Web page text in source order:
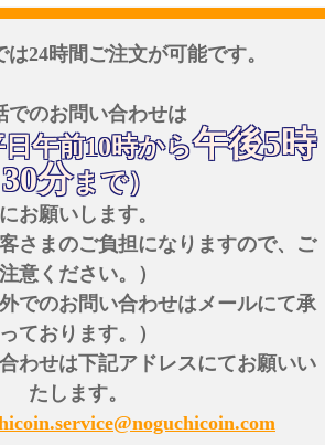
24時間ご注文が可能です。
でのお問い合わせは
日午前10時から午後5時
30分まで）
にお願いします。
さまのご負担になりますので、ご
注意ください。）
でのお問い合わせはメールにて承
っております。）
わせは下記アドレスにてお願いい
たします。